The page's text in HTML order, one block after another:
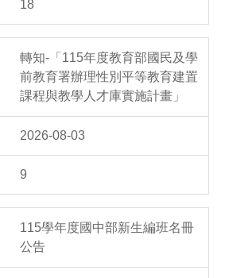
18
轉知-「115年度教育部國民及學
前教育署辦理性別平等教育建置
課程與教學人才庫實施計畫」
2026-08-03
9
115學年度國中部新生編班名冊
公告